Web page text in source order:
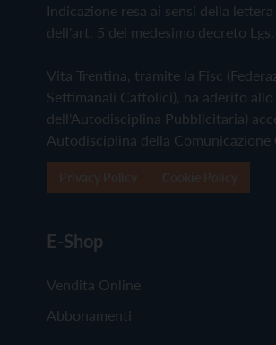
Indicazione resa ai sensi della
dell'art. 5 del medesimo decreto Lgs.
Vita Trentina, tramite la Fisc
Settimanali Cattolici), ha aderito
dell'Autodisciplina Pubblicitaria)
Autodisciplina della Comunicazione
E-Shop
Vendita Online
Abbonamenti